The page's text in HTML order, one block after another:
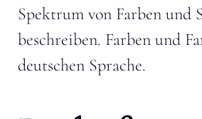
Spektrum von Farben und
beschreiben. Farben und
deutschen Sprache.